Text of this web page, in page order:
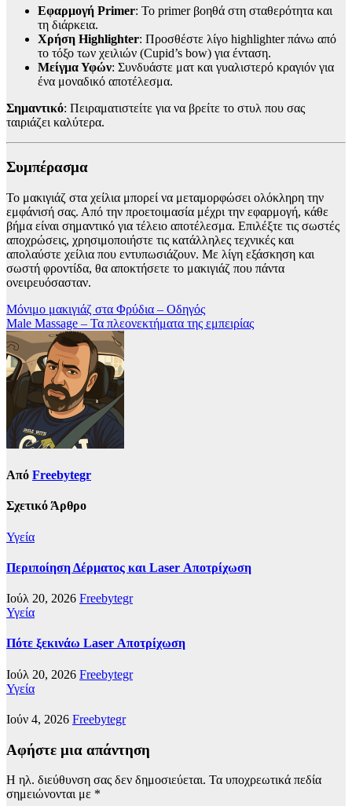
Εφαρμογή Primer: Το primer βοηθά στη σταθερότητα και
τη διάρκεια.
Χρήση Highlighter: Προσθέστε λίγο highlighter πάνω από
το τόξο των χειλιών (Cupid’s bow) για ένταση.
Μείγμα Υφών: Συνδυάστε ματ και γυαλιστερό κραγιόν για
ένα μοναδικό αποτέλεσμα.
Σημαντικό: Πειραματιστείτε για να βρείτε το στυλ που σας
ταιριάζει καλύτερα.
Συμπέρασμα
Το μακιγιάζ στα χείλια μπορεί να μεταμορφώσει ολόκληρη την
εμφάνισή σας. Από την προετοιμασία μέχρι την εφαρμογή, κάθε
βήμα είναι σημαντικό για τέλειο αποτέλεσμα. Επιλέξτε τις σωστές
αποχρώσεις, χρησιμοποιήστε τις κατάλληλες τεχνικές και
απολαύστε χείλια που εντυπωσιάζουν. Με λίγη εξάσκηση και
σωστή φροντίδα, θα αποκτήσετε το μακιγιάζ που πάντα
ονειρευόσασταν.
Πλοήγηση
άρθρων
Μόνιμο μακιγιάζ στα Φρύδια – Οδηγός
Male Massage – Τα πλεονεκτήματα της εμπειρίας
Από Freebytegr
Σχετικό Άρθρο
Υγεία
Περιποίηση Δέρματος και Laser Αποτρίχωση
Ιούλ 20, 2026 Freebytegr
Υγεία
Πότε ξεκινάω Laser Αποτρίχωση
Ιούλ 20, 2026 Freebytegr
Υγεία
Ιούν 4, 2026 Freebytegr
Αφήστε μια απάντηση
Η ηλ. διεύθυνση σας δεν δημοσιεύεται. Τα υποχρεωτικά πεδία
σημειώνονται με *